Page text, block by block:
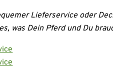
Lieferservice oder
was Dein Pferd und Du